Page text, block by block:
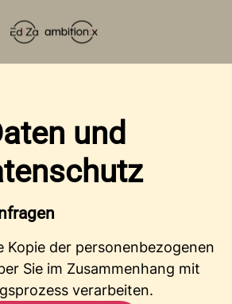
und
Kopie der personenbezogenen
Sie im Zusammenhang mit
verarbeiten.